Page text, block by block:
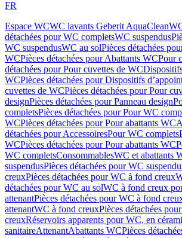
FR
Espace WCWC lavants Geberit AquaClean
détachées pour WC completsWC suspendus
WC suspendusWC au solPièces détachées
WCPièces détachées pour Abattants WCPour
détachées pour Pour cuvettes de WC
WCPièces détachées pour Dispositifs
cuvettes de WCPièces détachées pour Pour
designPièces détachées pour Panneau design
completsPièces détachées pour Pour WC
WCPièces détachées pour Pour abattants WC
détachées pour AccessoiresPour WC complets
WCPièces détachées pour Pour abattants WC
WC completsConsommablesWC et abattants
suspendusPièces détachées pour WC
creuxPièces détachées pour WC à fond creux
détachées pour WC au solWC à fond creux
attenantPièces détachées pour WC à fond
attenantWC à fond creuxPièces détachées
creuxRéservoirs apparents pour WC, en
sanitaireAttenantAbattants WCPièces